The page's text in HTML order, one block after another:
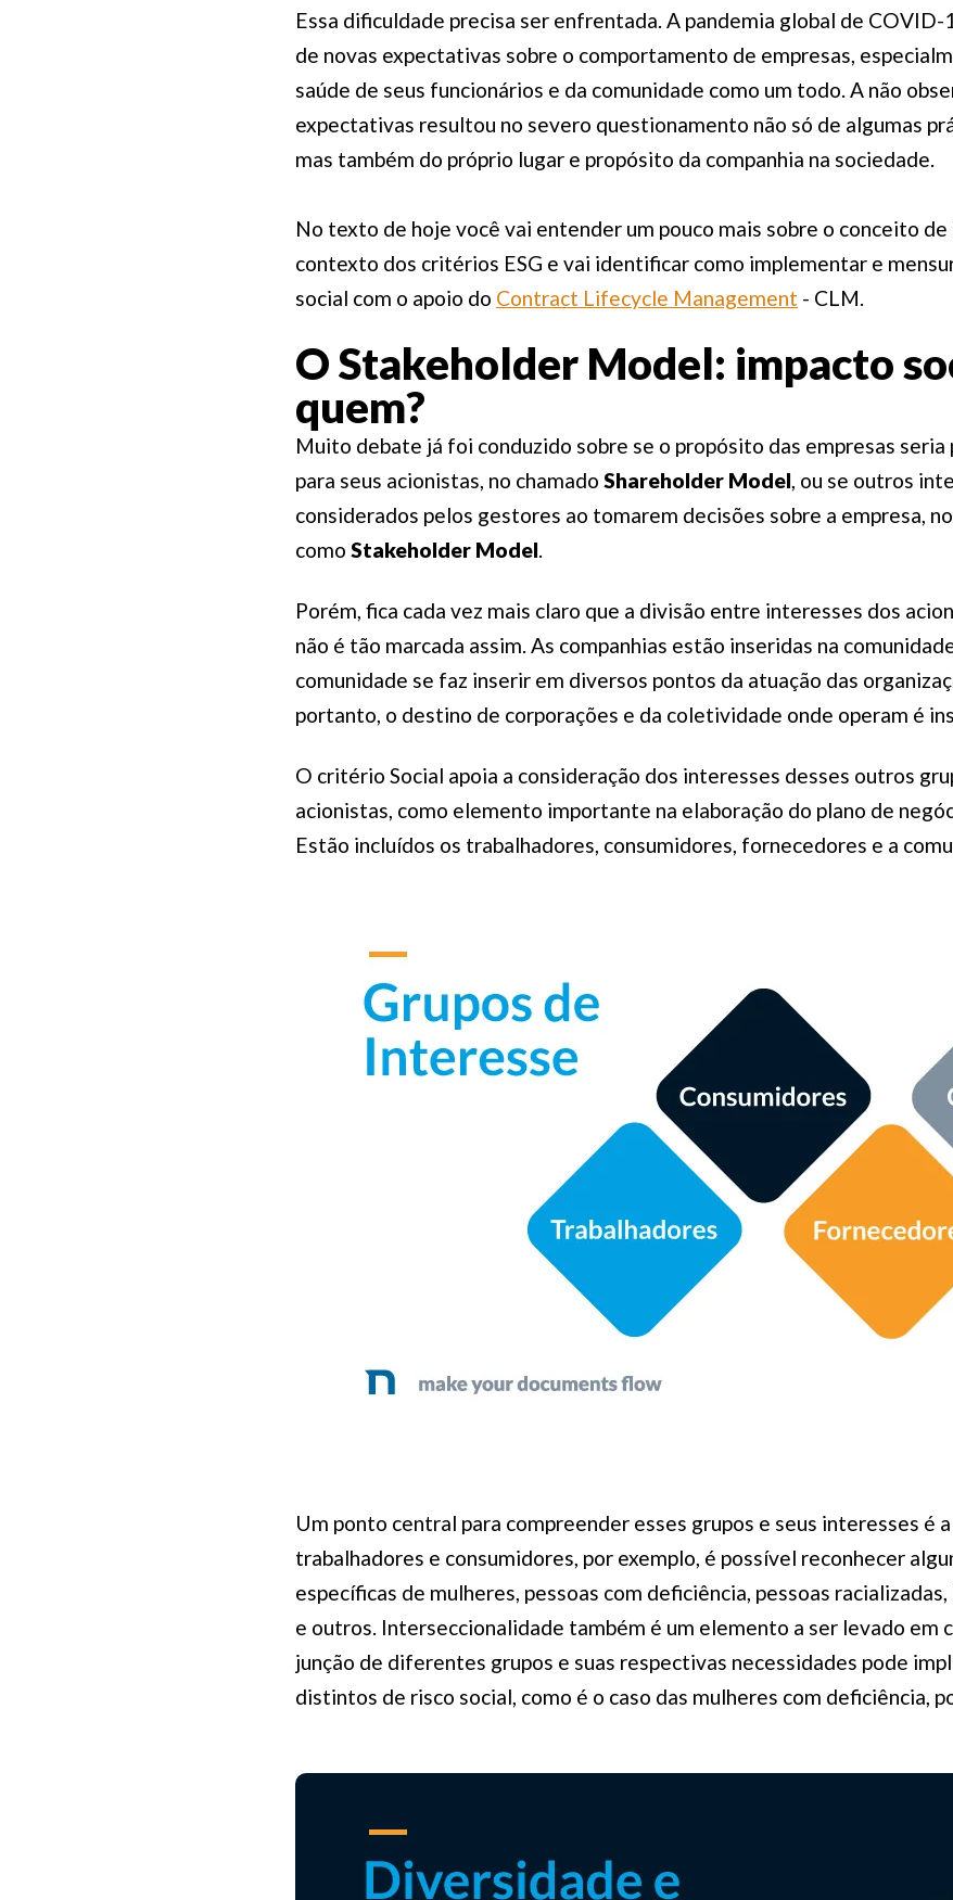
Essa dificuldade precisa ser enfrentada. A pandemia global de
de novas expectativas sobre o comportamento de empresas,
saúde de seus funcionários e da comunidade como um todo. A não
expectativas resultou no severo questionamento não só de algumas
mas também do próprio lugar e propósito da companhia na sociedade.
No texto de hoje você vai entender um pouco mais sobre o conceito
contexto dos critérios ESG e vai identificar como implementar e
social com o apoio do Contract Lifecycle Management - CLM.
O Stakeholder Model: impacto
quem?
Muito debate já foi conduzido sobre se o propósito das empresas
para seus acionistas, no chamado Shareholder Model, ou se outros
considerados pelos gestores ao tomarem decisões sobre a empresa,
como Stakeholder Model.
Porém, fica cada vez mais claro que a divisão entre interesses dos
não é tão marcada assim. As companhias estão inseridas na
comunidade se faz inserir em diversos pontos da atuação das
portanto, o destino de corporações e da coletividade onde operam é
O critério Social apoia a consideração dos interesses desses outros
acionistas, como elemento importante na elaboração do plano de
Estão incluídos os trabalhadores, consumidores, fornecedores e a
Um ponto central para compreender esses grupos e seus interesses é
trabalhadores e consumidores, por exemplo, é possível reconhecer
específicas de mulheres, pessoas com deficiência, pessoas
e outros. Interseccionalidade também é um elemento a ser levado em
junção de diferentes grupos e suas respectivas necessidades pode
distintos de risco social, como é o caso das mulheres com deficiência,